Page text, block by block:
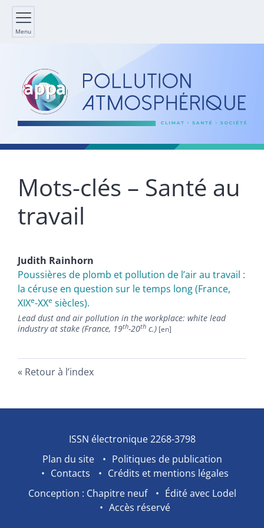
Menu
Mots-clés – Santé au
travail
Judith Rainhorn
Poussières de plomb et pollution de l’air au travail :
la céruse en question sur le temps long (France,
XIXe-XXe siècles).
Lead dust and air pollution in the workplace: white lead
industry at stake (France, 19th-20th c.)
Retour à l’index
ISSN électronique 2268-3798
Plan du site
Politiques de publication
Contacts
Crédits et mentions légales
Conception : Chapitre neuf
Édité avec Lodel
Accès réservé